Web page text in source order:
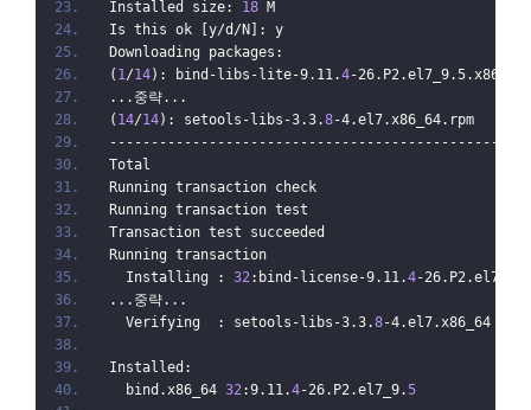
Installed size: 18 M
Is this ok [y/d/N]: y
Downloading packages:
( 1 /14): bind-libs-lite-9.11.4-
...중략...
( 14/14): setools-libs-3.3.8-
Total
Running transaction check
Running transaction test
Transaction test succeeded
Running transaction
  Installing :
32 :bind-license-9.11.4-
...중략...
  Verifying  : setools-libs-3.3.
8-
Installed:
  bind.x86_64
32 :9.11.4-26.P2.el7_9.5